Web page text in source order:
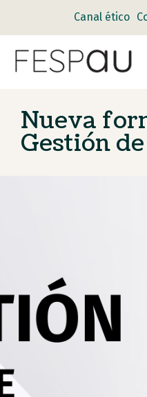
Canal ético
Nueva
Gestión